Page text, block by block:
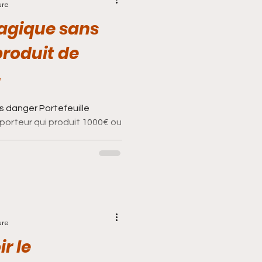
affectif
la chance
sans
de
danger Portefeuille
le